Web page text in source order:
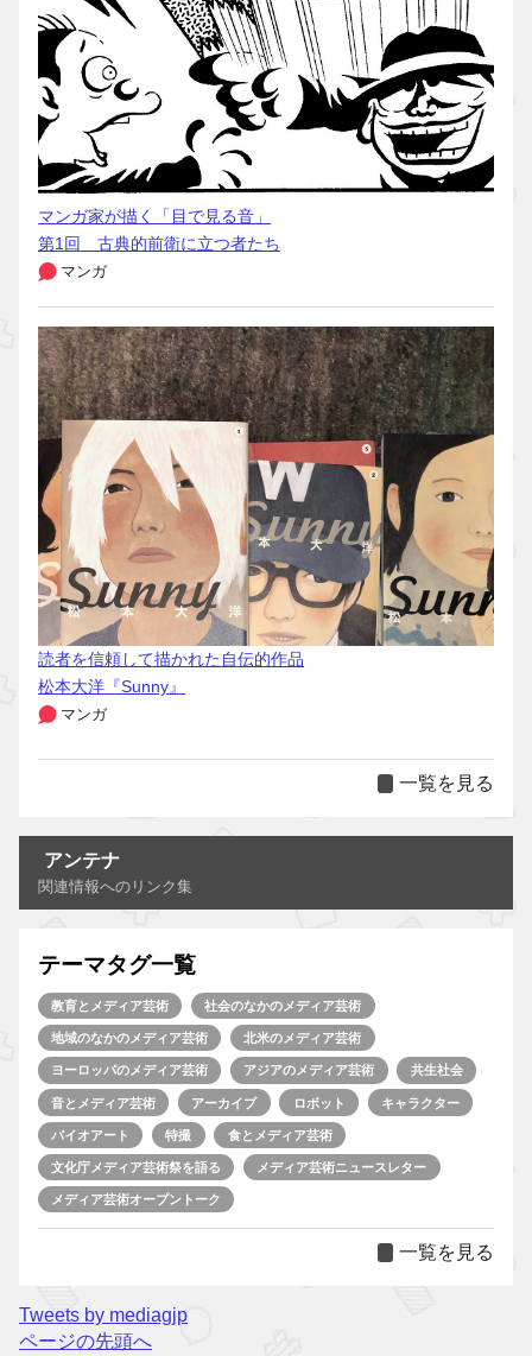
マンガ家が描く「目で見る音」
第1回 古典的前衛に立つ者たち
マンガ
読者を信頼して描かれた自伝的作品
松本大洋『Sunny』
マンガ
一覧を見る
アンテナ
関連情報へのリンク集
テーマタグ一覧
教育とメディア芸術 社会のなかのメディア芸術
地域のなかのメディア芸術 北米のメディア芸術
ヨーロッパのメディア芸術 アジアのメディア芸術 共生社会
音とメディア芸術 アーカイブ ロボット キャラクター
バイオアート 特撮 食とメディア芸術
文化庁メディア芸術祭を語る メディア芸術ニュースレター
メディア芸術オープントーク
一覧を見る
Tweets by mediagjp
ページの先頭へ